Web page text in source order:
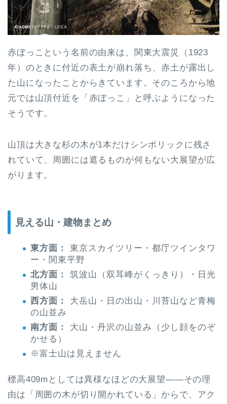
赤ぼっこという名前の由来は、関東大震災（1923
年）のときに付近の表土が崩れ落ち、赤土が露出し
た山になったことからきています。そのころから地
元では山頂付近を「赤ぼっこ」と呼ぶようになった
そうです。
山頂は大きな杉の木が1本だけシンボリックに残さ
れていて、周囲には遮るものが何もない大展望が広
がります。
見える山・建物まとめ
東方面：
東京スカイツリー・都庁ツインタワ
ー・関東平野
北方面：
筑波山（双耳峰がくっきり）・日光
男体山
西方面：
大岳山・日の出山・川苔山など青梅
の山並み
南方面：
大山・丹沢の山並み（少し顔をのぞ
かせる）
※富士山は見えません
標高409mとしては異様なほどの大展望——その理
由は「周囲の木が切り開かれている」からで、アク